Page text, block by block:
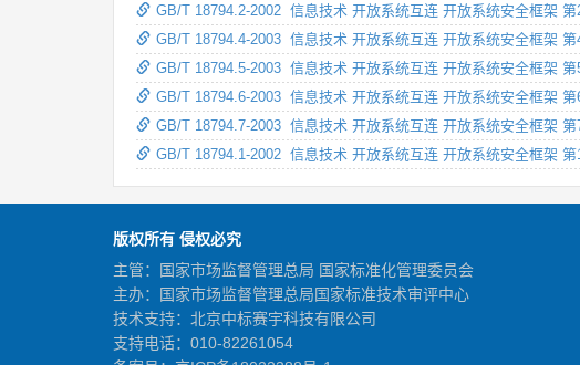
GB/T 18794.2-2002 信息技术 开放系统互连 开放系统安全框架 第
GB/T 18794.4-2003 信息技术 开放系统互连 开放系统安全框架 第
GB/T 18794.5-2003 信息技术 开放系统互连 开放系统安全框架 第
GB/T 18794.6-2003 信息技术 开放系统互连 开放系统安全框架 第
GB/T 18794.7-2003 信息技术 开放系统互连 开放系统安全框架
GB/T 18794.1-2002 信息技术 开放系统互连 开放系统安全框架
版权所有 侵权必究
主管：国家市场监督管理总局 国家标准化管理委员会
主办：国家市场监督管理总局国家标准技术审评中心
技术支持：北京中标赛宇科技有限公司
支持电话：010-82261054